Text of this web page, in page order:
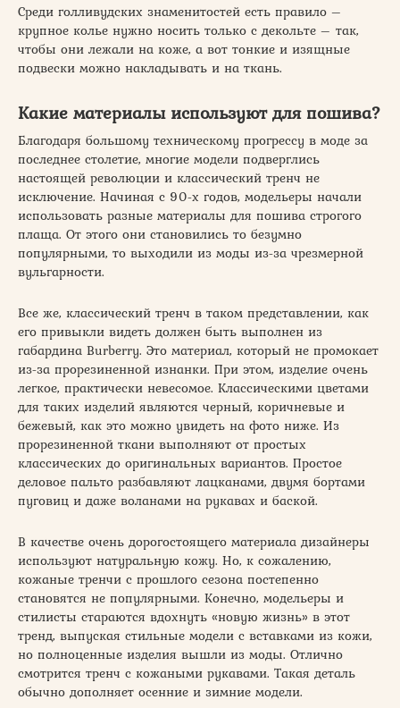
Среди голливудских знаменитостей есть правило –
крупное колье нужно носить только с декольте – так,
чтобы они лежали на коже, а вот тонкие и изящные
подвески можно накладывать и на ткань.
Какие материалы используют для пошива?
Благодаря большому техническому прогрессу в моде за
последнее столетие, многие модели подверглись
настоящей революции и классический тренч не
исключение. Начиная с 90-х годов, модельеры начали
использовать разные материалы для пошива строгого
плаща. От этого они становились то безумно
популярными, то выходили из моды из-за чрезмерной
вульгарности.
Все же, классический тренч в таком представлении, как
его привыкли видеть должен быть выполнен из
габардина Burberry. Это материал, который не промокает
из-за прорезиненной изнанки. При этом, изделие очень
легкое, практически невесомое. Классическими цветами
для таких изделий являются черный, коричневые и
бежевый, как это можно увидеть на фото ниже. Из
прорезиненной ткани выполняют от простых
классических до оригинальных вариантов. Простое
деловое пальто разбавляют лацканами, двумя бортами
пуговиц и даже воланами на рукавах и баской.
В качестве очень дорогостоящего материала дизайнеры
используют натуральную кожу. Но, к сожалению,
кожаные тренчи с прошлого сезона постепенно
становятся не популярными. Конечно, модельеры и
стилисты стараются вдохнуть «новую жизнь» в этот
тренд, выпуская стильные модели с вставками из кожи,
но полноценные изделия вышли из моды. Отлично
смотрится тренч с кожаными рукавами. Такая деталь
обычно дополняет осенние и зимние модели.